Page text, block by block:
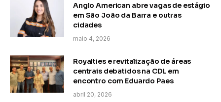
Anglo American abre vagas de estágio
em São João da Barra e outras
cidades
maio 4, 2026
Royalties e revitalização de áreas
centrais debatidos na CDL em
encontro com Eduardo Paes
abril 20, 2026